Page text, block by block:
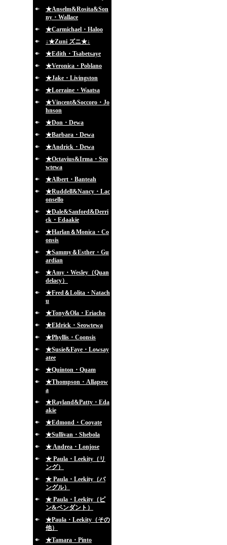
★Anselm&Rosita&Son
ny・Wallace
★Carmichael・Haloo
↓★Zuni ズニ★↓
★Edith・Tsabetsaye
★Veronica・Poblano
★Jake・Livingston
★Lorraine・Waatsa
★Vincent&Soccoro・Jo
hnson
★Don・Dewa
★Barbara・Dewa
★Andrick・Dewa
★Octavius&Irma・Seo
wtewa
★Albert・Banteah
★Ruddell&Nancy・Lac
onsello
★Dale&Sanford&Derri
ck・Edaakie
★Harlan＆Monica・Co
onsis
★Sammy＆Esther・Gu
ardian
★Amy・Wesley（Quan
delacy）
★Fred＆Lolita・Natach
u
★Tony&Ola・Eriacho
★Eldrick・Seowtewa
★Phyllis・Coonsis
★Susie&Faye・Lowsay
atee
★Quinton・Quam
★Thompson・Allapow
a
★Rayland&Patty・Eda
akie
★Edmond・Cooyate
★Sullivan・Shebola
★ Andrea・Lonjose
★ Paula・Leekity（リ
ング）
★ Paula・Leekity（バ
ングル）
★ Paula・Leekity（ピ
ン&ペンダント）
★Paula・Leekity（その
他）
★Tamara・Pinto